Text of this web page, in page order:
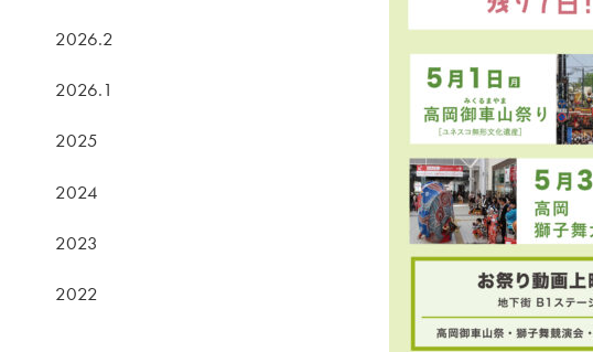
2026.2
2026.1
2025
2024
2023
2022